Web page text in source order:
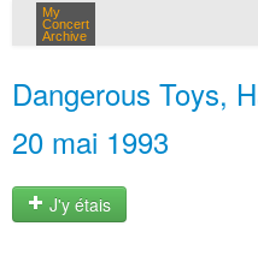
My
Concert
Archive
Dangerous Toys,
20 mai 1993
J'y étais